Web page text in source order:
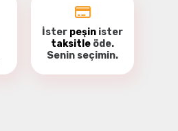
İster peşin ister
taksitle öde.
Senin seçimin.